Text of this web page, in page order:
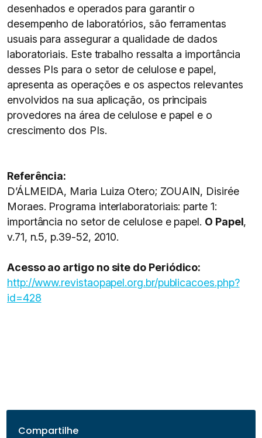
desenhados e operados para garantir o
desempenho de laboratórios, são ferramentas
usuais para assegurar a qualidade de dados
laboratoriais. Este trabalho ressalta a importância
desses PIs para o setor de celulose e papel,
apresenta as operações e os aspectos relevantes
envolvidos na sua aplicação, os principais
provedores na área de celulose e papel e o
crescimento dos PIs.
Referência:
D’ÁLMEIDA, Maria Luiza Otero; ZOUAIN, Disirée
Moraes. Programa interlaboratoriais: parte 1:
importância no setor de celulose e papel. O Papel,
v.71, n.5, p.39-52, 2010.
Acesso ao artigo no site do Periódico:
http://www.revistaopapel.org.br/publicacoes.php?
id=428
Compartilhe